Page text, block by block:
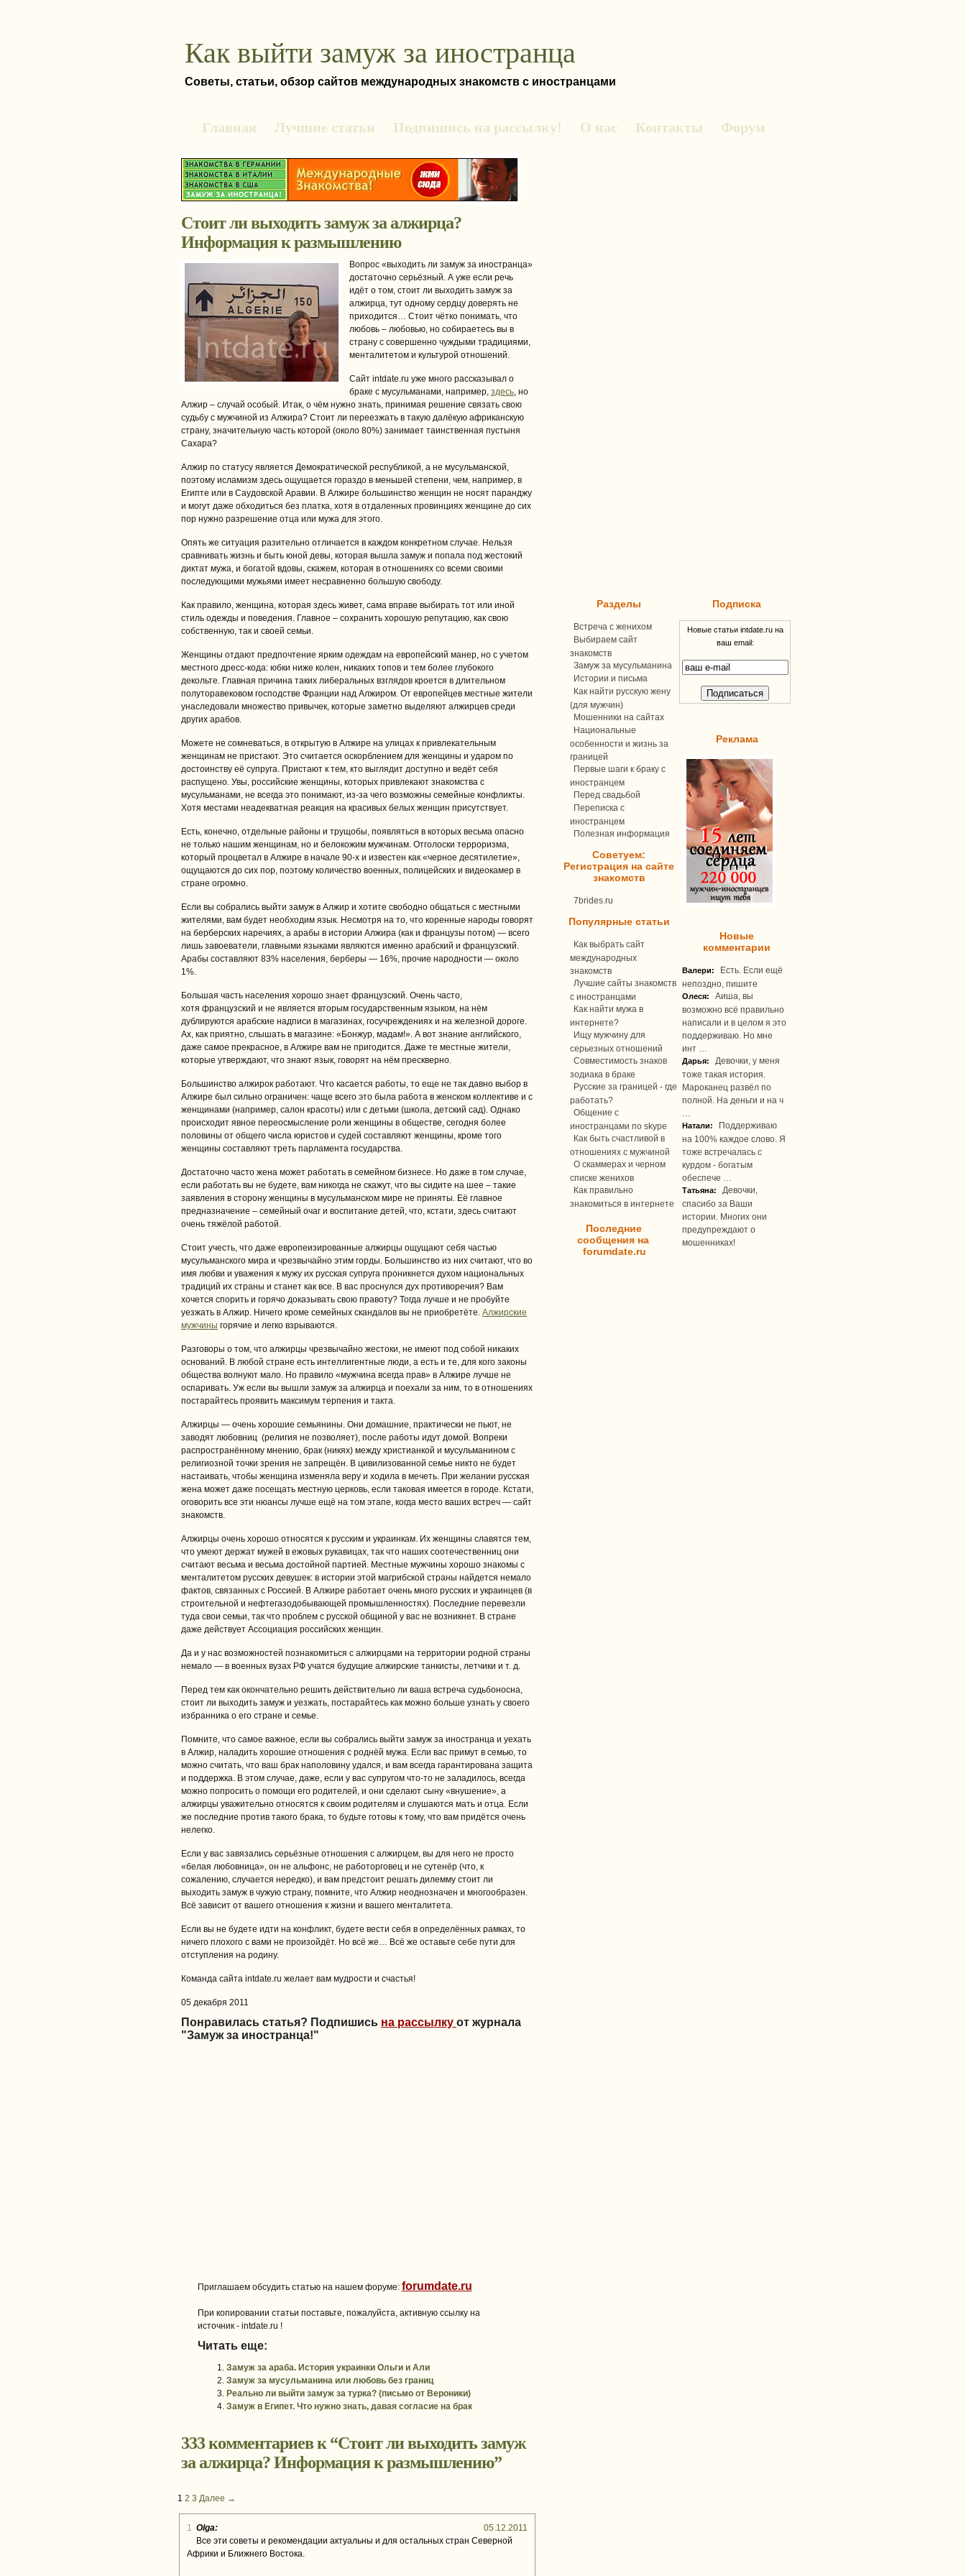
Как выйти замуж за иностранца
Советы, статьи, обзор сайтов международных знакомств с иностранцами
Главная Лучшие статьи Подпишись на рассылку! О нас Контакты Форум
Стоит ли выходить замуж за алжирца?
Информация к размышлению
Вопрос «выходить ли замуж за иностранца»
достаточно серьёзный. А уже если речь
идёт о том, стоит ли выходить замуж за
алжирца, тут одному сердцу доверять не
приходится… Стоит чётко понимать, что
любовь – любовью, но собираетесь вы в
страну с совершенно чуждыми традициями,
менталитетом и культурой отношений.
Сайт intdate.ru уже много рассказывал о
браке с мусульманами, например, здесь, но
Алжир – случай особый. Итак, о чём нужно знать, принимая решение связать свою
судьбу с мужчиной из Алжира? Стоит ли переезжать в такую далёкую африканскую
страну, значительную часть которой (около 80%) занимает таинственная пустыня
Сахара?
Алжир по статусу является Демократической республикой, а не мусульманской,
поэтому исламизм здесь ощущается гораздо в меньшей степени, чем, например, в
Египте или в Саудовской Аравии. В Алжире большинство женщин не носят паранджу
и могут даже обходиться без платка, хотя в отдаленных провинциях женщине до сих
пор нужно разрешение отца или мужа для этого.
Опять же ситуация разительно отличается в каждом конкретном случае. Нельзя
сравнивать жизнь и быть юной девы, которая вышла замуж и попала под жестокий
диктат мужа, и богатой вдовы, скажем, которая в отношениях со всеми своими
последующими мужьями имеет несравненно большую свободу.
Как правило, женщина, которая здесь живет, сама вправе выбирать тот или иной
стиль одежды и поведения. Главное – сохранить хорошую репутацию, как свою
собственную, так и своей семьи.
Женщины отдают предпочтение ярким одеждам на европейский манер, но с учетом
местного дресс-кода: юбки ниже колен, никаких топов и тем более глубокого
декольте. Главная причина таких либеральных взглядов кроется в длительном
полуторавековом господстве Франции над Алжиром. От европейцев местные жители
унаследовали множество привычек, которые заметно выделяют алжирцев среди
других арабов.
Можете не сомневаться, в открытую в Алжире на улицах к привлекательным
женщинам не пристают. Это считается оскорблением для женщины и ударом по
достоинству её супруга. Пристают к тем, кто выглядит доступно и ведёт себя
распущено. Увы, российские женщины, которых привлекают знакомства с
мусульманами, не всегда это понимают, из-за чего возможны семейные конфликты.
Хотя местами неадекватная реакция на красивых белых женщин присутствует.
Есть, конечно, отдельные районы и трущобы, появляться в которых весьма опасно
не только нашим женщинам, но и белокожим мужчинам. Отголоски терроризма,
который процветал в Алжире в начале 90-х и известен как «черное десятилетие»,
ощущаются до сих пор, поэтому количество военных, полицейских и видеокамер в
стране огромно.
Если вы собрались выйти замуж в Алжир и хотите свободно общаться с местными
жителями, вам будет необходим язык. Несмотря на то, что коренные народы говорят
на берберских наречиях, а арабы в истории Алжира (как и французы потом) — всего
лишь завоеватели, главными языками являются именно арабский и французский.
Арабы составляют 83% населения, берберы — 16%, прочие народности — около
1%.
Большая часть населения хорошо знает французский. Очень часто,
хотя французский и не является вторым государственным языком, на нём
дублируются арабские надписи в магазинах, госучреждениях и на железной дороге.
Ах, как приятно, слышать в магазине: «Бонжур, мадам!». А вот знание английского,
даже самое прекрасное, в Алжире вам не пригодится. Даже те местные жители,
которые утверждают, что знают язык, говорят на нём прескверно.
Большинство алжирок работают. Что касается работы, то еще не так давно выбор в
Алжире был сильно ограничен: чаще всего это была работа в женском коллективе и с
женщинами (например, салон красоты) или с детьми (школа, детский сад). Однако
происходит явное переосмысление роли женщины в обществе, сегодня более
половины от общего числа юристов и судей составляют женщины, кроме того
женщины составляют треть парламента государства.
Достаточно часто жена может работать в семейном бизнесе. Но даже в том случае,
если работать вы не будете, вам никогда не скажут, что вы сидите на шее – такие
заявления в сторону женщины в мусульманском мире не приняты. Её главное
предназначение – семейный очаг и воспитание детей, что, кстати, здесь считают
очень тяжёлой работой.
Стоит учесть, что даже европеизированные алжирцы ощущают себя частью
мусульманского мира и чрезвычайно этим горды. Большинство из них считают, что во
имя любви и уважения к мужу их русская супруга проникнется духом национальных
традиций их страны и станет как все. В вас проснулся дух противоречия? Вам
хочется спорить и горячо доказывать свою правоту? Тогда лучше и не пробуйте
уезжать в Алжир. Ничего кроме семейных скандалов вы не приобретёте. Алжирские
мужчины горячие и легко взрываются.
Разговоры о том, что алжирцы чрезвычайно жестоки, не имеют под собой никаких
оснований. В любой стране есть интеллигентные люди, а есть и те, для кого законы
общества волнуют мало. Но правило «мужчина всегда прав» в Алжире лучше не
оспаривать. Уж если вы вышли замуж за алжирца и поехали за ним, то в отношениях
постарайтесь проявить максимум терпения и такта.
Алжирцы — очень хорошие семьянины. Они домашние, практически не пьют, не
заводят любовниц (религия не позволяет), после работы идут домой. Вопреки
распространённому мнению, брак (никях) между христианкой и мусульманином с
религиозной точки зрения не запрещён. В цивилизованной семье никто не будет
настаивать, чтобы женщина изменяла веру и ходила в мечеть. При желании русская
жена может даже посещать местную церковь, если таковая имеется в городе. Кстати,
оговорить все эти нюансы лучше ещё на том этапе, когда место ваших встреч — сайт
знакомств.
Алжирцы очень хорошо относятся к русским и украинкам. Их женщины славятся тем,
что умеют держат мужей в ежовых рукавицах, так что наших соотечественниц они
считают весьма и весьма достойной партией. Местные мужчины хорошо знакомы с
менталитетом русских девушек: в истории этой магрибской страны найдется немало
фактов, связанных с Россией. В Алжире работает очень много русских и украинцев (в
строительной и нефтегазодобывающей промышленностях). Последние перевезли
туда свои семьи, так что проблем с русской общиной у вас не возникнет. В стране
даже действует Ассоциация российских женщин.
Да и у нас возможностей познакомиться с алжирцами на территории родной страны
немало — в военных вузах РФ учатся будущие алжирские танкисты, летчики и т. д.
Перед тем как окончательно решить действительно ли ваша встреча судьбоносна,
стоит ли выходить замуж и уезжать, постарайтесь как можно больше узнать у своего
избранника о его стране и семье.
Помните, что самое важное, если вы собрались выйти замуж за иностранца и уехать
в Алжир, наладить хорошие отношения с роднёй мужа. Если вас примут в семью, то
можно считать, что ваш брак наполовину удался, и вам всегда гарантирована защита
и поддержка. В этом случае, даже, если у вас супругом что-то не заладилось, всегда
можно попросить о помощи его родителей, и они сделают сыну «внушение», а
алжирцы уважительно относятся к своим родителям и слушаются мать и отца. Если
же последние против такого брака, то будьте готовы к тому, что вам придётся очень
нелегко.
Если у вас завязались серьёзные отношения с алжирцем, вы для него не просто
«белая любовница», он не альфонс, не работорговец и не сутенёр (что, к
сожалению, случается нередко), и вам предстоит решать дилемму стоит ли
выходить замуж в чужую страну, помните, что Алжир неоднозначен и многообразен.
Всё зависит от вашего отношения к жизни и вашего менталитета.
Если вы не будете идти на конфликт, будете вести себя в определённых рамках, то
ничего плохого с вами не произойдёт. Но всё же… Всё же оставьте себе пути для
отступления на родину.
Команда сайта intdate.ru желает вам мудрости и счастья!
05 декабря 2011
Понравилась статья? Подпишись на рассылку от журнала
"Замуж за иностранца!"
Приглашаем обсудить статью на нашем форуме: forumdate.ru
При копировании статьи поставьте, пожалуйста, активную ссылку на
источник - intdate.ru !
Читать еще:
Замуж за араба. История украинки Ольги и Али
Замуж за мусульманина или любовь без границ
Реально ли выйти замуж за турка? (письмо от Вероники)
Замуж в Египет. Что нужно знать, давая согласие на брак
333 комментариев к “Стоит ли выходить замуж
за алжирца? Информация к размышлению”
1 2 3 Далее →
1 Olga:
05.12.2011
Все эти советы и рекомендации актуальны и для остальных стран Северной
Африки и Ближнего Востока.
Разделы
Встреча с женихом
Выбираем сайт
знакомств
Замуж за мусульманина
Истории и письма
Как найти русскую жену
(для мужчин)
Мошенники на сайтах
Национальные
особенности и жизнь за
границей
Первые шаги к браку с
иностранцем
Перед свадьбой
Переписка c
иностранцем
Полезная информация
Советуем:
Регистрация на сайте
знакомств
7brides.ru
Популярные статьи
Как выбрать сайт
международных
знакомств
Лучшие сайты знакомств
с иностранцами
Как найти мужа в
интернете?
Ищу мужчину для
серьезных отношений
Совместимость знаков
зодиака в браке
Русские за границей - где
работать?
Общение с
иностранцами по skype
Как быть счастливой в
отношениях с мужчиной
О скаммерах и черном
списке женихов
Как правильно
знакомиться в интернете
Последние
сообщения на
forumdate.ru
Подписка
Новые статьи intdate.ru на
ваш email:
Реклама
Новые
комментарии
Валери: Есть. Если ещё
непоздно, пишите
Олеся:
Аиша, вы
возможно всё правильно
написали и в целом я это
поддерживаю. Но мне
инт …
Дарья:
Девочки, у меня
тоже такая история.
Мароканец развёл по
полной. На деньги и на ч
Натали:
Поддерживаю
на 100% каждое слово. Я
тоже встречалась с
курдом - богатым
обеспече …
Татьяна:
Девочки,
спасибо за Ваши
истории. Многих они
предупреждают о
мошенниках!